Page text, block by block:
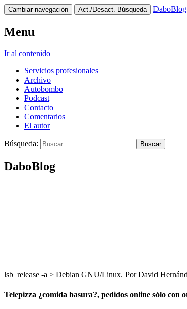
Cambiar navegación Act./Desact. Búsqueda DaboBlog
Menu
Ir al contenido
Servicios profesionales
Archivo
Autobombo
Podcast
Contacto
Comentarios
El autor
Búsqueda:
DaboBlog
lsb_release -a > Debian GNU/Linux. Por David
Telepizza ¿comida basura?, pedidos online sólo